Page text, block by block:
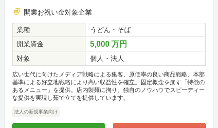
開業お祝い金対象企業
業種
うどん・そば
開業資金
5,000 万円
対象 個人・法人
広い世代に向けたメディア戦略による集客、原価率の良い商品戦略、本部
基準による好立地戦略により高い収益性を確立。固定概念を崩す「特徴の
あるメニュー」を提供。店内製麺に拘り、独自のノウハウでスピーディー
な提供を実現し茹で立てを提供しています。
法人の新規事業向け